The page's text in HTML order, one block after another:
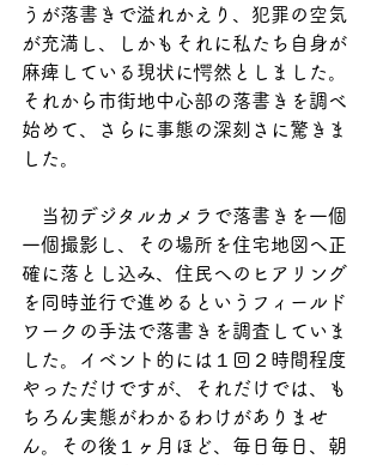
うが落書きで溢れかえり、犯罪の空気
が充満し、しかもそれに私たち自身が
麻痺している現状に愕然としました。
それから市街地中心部の落書きを調べ
始めて、さらに事態の深刻さに驚きま
した。
当初デジタルカメラで落書きを一個
一個撮影し、その場所を住宅地図へ正
確に落とし込み、住民へのヒアリング
を同時並行で進めるというフィールド
ワークの手法で落書きを調査していま
した。イベント的には１回２時間程度
やっただけですが、それだけでは、も
ちろん実態がわかるわけがありませ
ん。その後１ヶ月ほど、毎日毎日、朝